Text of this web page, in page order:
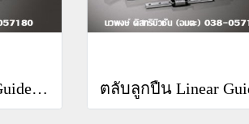
ตลับลูกปืน Linear Guide THK RSR 5WM